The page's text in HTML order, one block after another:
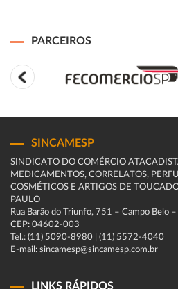
PARCEIROS
SINCAMESP
SINDICATO DO COMÉRCIO
MEDICAMENTOS, CORRELATOS,
COSMÉTICOS E ARTIGOS DE
PAULO
Rua Barão do Triunfo, 751 – Campo Belo –
CEP: 04602-003
Tel.: (11) 5090-8980 | (11) 5572-4040
E-mail: sincamesp@sincamesp.com.br
LINKS RÁPIDOS